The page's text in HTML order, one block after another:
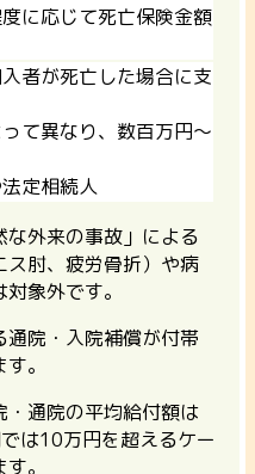
に応じて死亡保険金額
者が死亡した場合に支
て異なり、数百万円〜
定相続人
外来の事故」による
ス肘、疲労骨折）や病
対象外です。
院・入院補償が付帯
。
・通院の平均給付額は
は10万円を超えるケー
。